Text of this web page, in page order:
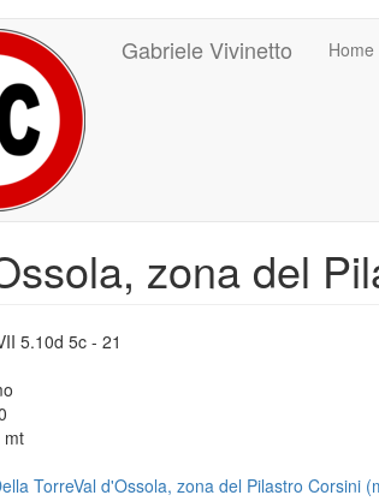
Gabriele Vivinetto Home
zona del
5.10d 5c - 21
mt
TorreVal d'Ossola, zona del Pilastro Corsini